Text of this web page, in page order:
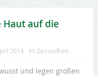
Haut auf die
2014 In: Gesundheit
und legen großen